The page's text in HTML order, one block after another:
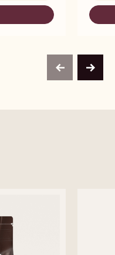
previousnext